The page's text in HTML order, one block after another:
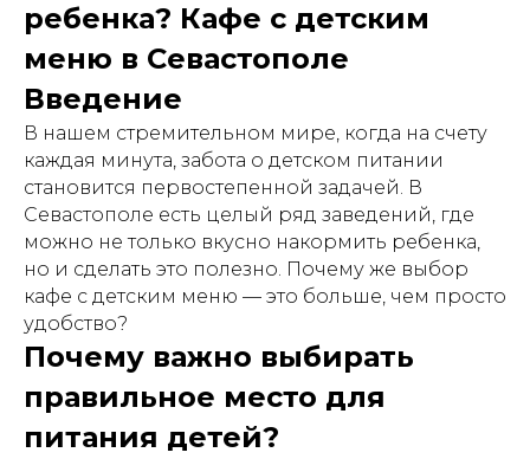
ребенка? Кафе с детским
меню в Севастополе
Введение
В нашем стремительном мире, когда на счету
каждая минута, забота о детском питании
становится первостепенной задачей. В
Севастополе есть целый ряд заведений, где
можно не только вкусно накормить ребенка,
но и сделать это полезно. Почему же выбор
кафе с детским меню — это больше, чем просто
удобство?
Почему важно выбирать
правильное место для
питания детей?